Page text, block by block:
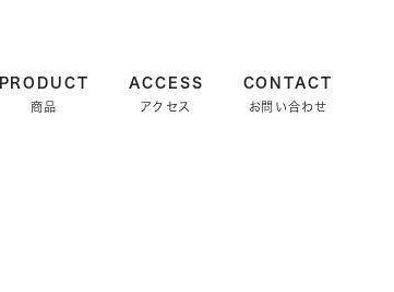
PRODUCT
商品
ACCESS
アクセス
CONTACT
お問い合わせ